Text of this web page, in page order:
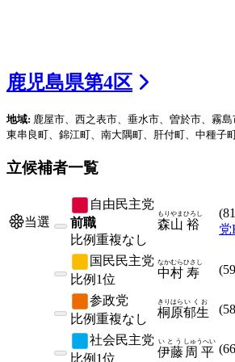
鹿児島県第4区
地域: 鹿屋市、西之表市、垂水市、曽於市、霧島
東串良町、錦江町、南大隅町、肝付町、中種子
立候補者一覧
当選
自由民主党
前職
比例重複なし
森山
もりやま
裕
ひろし (81
党
国民民主党
比例 1位 中村
なかむら
寿
ひさし
(59
参政党
比例重複なし 桐原
きりはら
郁生
いくお
(58
社会民主党
比例 1位 伊藤
いとう
周平
しゅうへい
(66